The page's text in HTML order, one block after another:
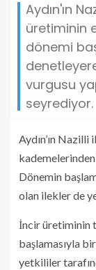
Aydın'ın
üretiminin
dönemi
vurgusu
seyrediyor.
Aydın’ın
Dönemin
olan ilekler de
İncir üretiminin
başlamasıyla
yetkililer